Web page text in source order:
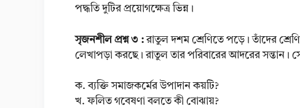
পদ্ধতি দুটির প্রয়োগক্ষেত্র ভিন্ন।
সৃজনশীল প্রশ্ন ৩ :রাতুল দশম শ্রেণিতে পড়ে। তাঁদের
লেখাপড়া করছে। রাতুল তার পরিবারের আদরের সন্তান।
ক. ব্যক্তি সমাজকর্মের উপাদান কয়টি?
খ. ফলিত গবেষণা বলতে কী বোঝায়?